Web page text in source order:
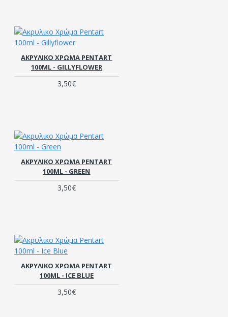
ΑΚΡΥΛΙΚΟ ΧΡΏΜΑ PENTART
100ML - GILLYFLOWER
3,50€
ΑΚΡΥΛΙΚΟ ΧΡΏΜΑ PENTART
100ML - GREEN
3,50€
ΑΚΡΥΛΙΚΟ ΧΡΏΜΑ PENTART
100ML - ICE BLUE
3,50€